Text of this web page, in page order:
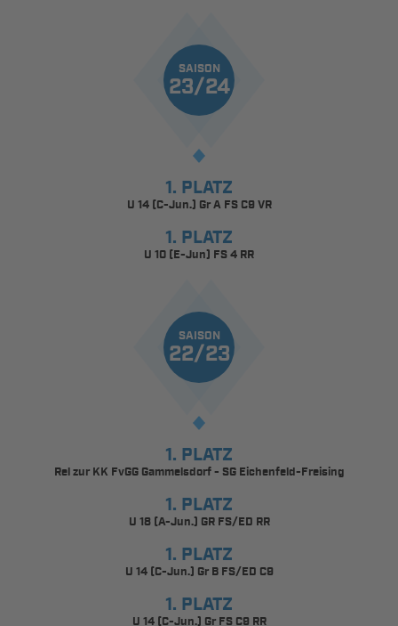
SAISON
23/24
1. PLATZ
U 14 (C-Jun.) Gr A FS C9 VR
1. PLATZ
U 10 (E-Jun) FS 4 RR
SAISON
22/23
1. PLATZ
Rel zur KK FvGG Gammelsdorf - SG Eichenfeld-Freising
1. PLATZ
U 18 (A-Jun.) GR FS/ED RR
1. PLATZ
U 14 (C-Jun.) Gr B FS/ED C9
1. PLATZ
U 14 (C-Jun.) Gr FS C9 RR